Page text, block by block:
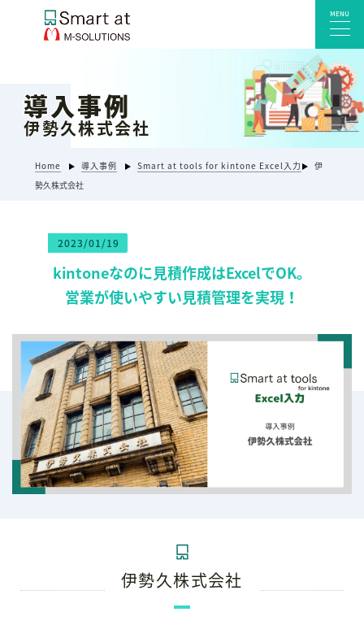
サービス一覧
Smart at reception 会社受付
Smart at reception 店舗・施設受付
システム開発
エンタープライズ向けkintone開発
Smart at event
Smart at GATE for LINE WORKS
みやすい解析
MENU
導入事例
伊勢久株式会社
Home 導入事例 Smart at tools for kintone Excel入力
伊
勢久株式会社
2023/01/19
kintoneなのに見積作成はExcelでOK。
営業が使いやすい見積管理を実現！
伊勢久株式会社